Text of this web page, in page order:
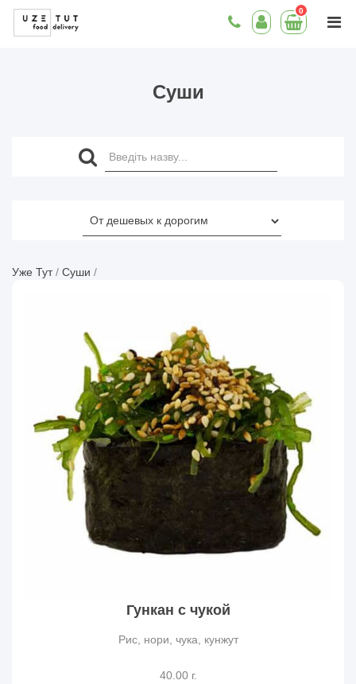
0
Суши
Уже Тут/ Суши /
Гункан с чукой
Рис, нори, чука, кунжут
40.00 г.